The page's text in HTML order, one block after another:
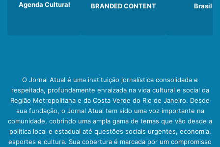
Agenda Cultural BRANDED CONTENT Brasil
O Jornal Atual é uma instituição jornalística consolidada e
respeitada, profundamente enraizada na vida cultural e social da
Região Metropolitana e da Costa Verde do Rio de Janeiro. Desde
sua fundação, o Jornal Atual tem sido uma voz importante na
comunidade, cobrindo uma ampla gama de temas que vão desde a
política local e estadual até questões sociais urgentes, economia,
esportes e cultura. Sua cobertura é marcada por um compromisso